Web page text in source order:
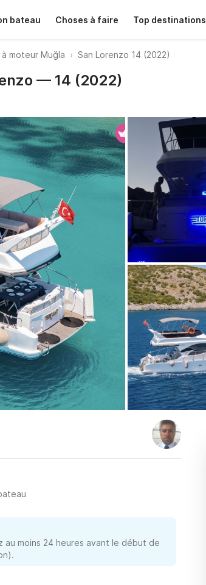
bateau Choses à faire Top destinations
moteur Muğla San Lorenzo 14 (2022)
— 14 (2022)
au moins 24 heures avant le début de